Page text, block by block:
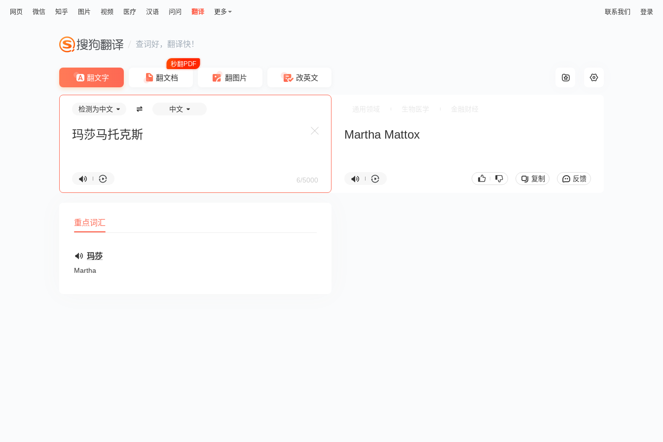
网页 微信 知乎 图片 视频 医疗 汉语 问问 翻译 更多 联系我们 登录
查词好，翻译快！
翻文字 翻文档 翻图片 改英文
检测为中文 中文
6/5000
Martha Mattox
复制 反馈
重点词汇
玛莎
Martha